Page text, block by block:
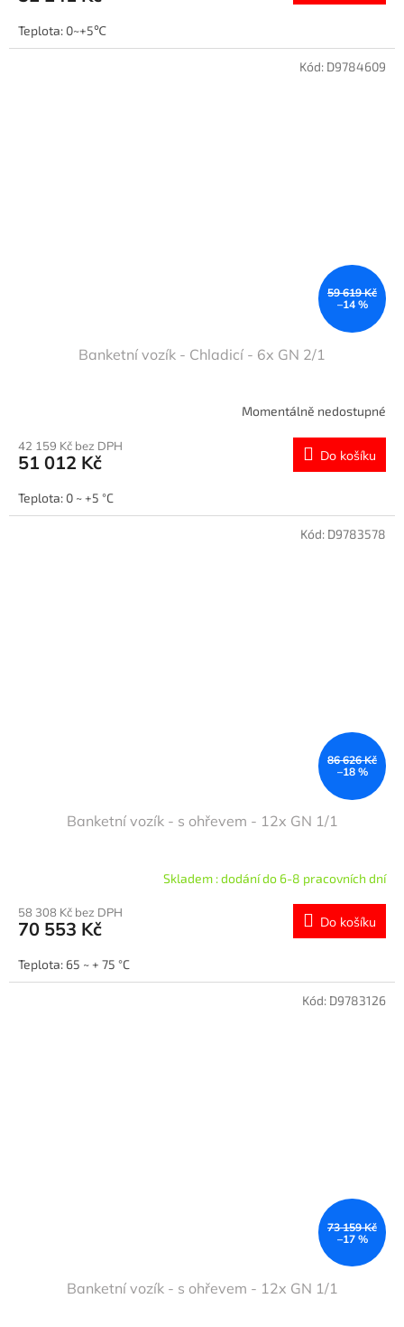
Teplota: 0~+5℃
59 619 Kč
–14 %
Banketní vozík - Chladicí - 6x GN 2/1
Momentálně nedostupné
42 159 Kč bez DPH
51 012 Kč Do košíku
Teplota: 0 ~ +5 °C
Kód: D9784609
86 626 Kč
–18 %
Banketní vozík - s ohřevem - 12x GN 1/1
Skladem : dodání do 6-8 pracovních dní
58 308 Kč bez DPH
70 553 Kč Do košíku
Teplota: 65 ~ + 75 °C
Kód: D9783578
73 159 Kč
–17 %
Banketní vozík - s ohřevem - 12x GN 1/1
Kód: D9783126